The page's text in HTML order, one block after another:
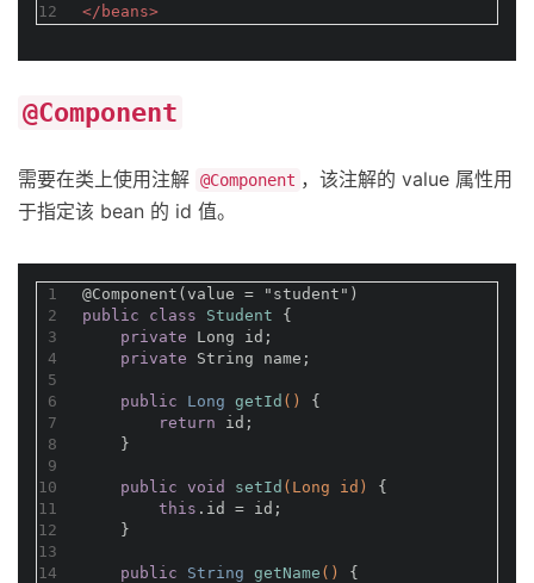
12
</ beans>
@Component
需要在类上使用注解 @Component ，该注解的 value 属性用
于指定该 bean 的 id 值。
1
2
3
4
5
6
7
8
9
10
11
12
13
14
@Component(value = "student")
public
class Student
{
private Long id;
private String name;
public Long getId ()
{
return id;
    }
public void setId (Long id)
{
this .id = id;
    }
public String getName ()
{